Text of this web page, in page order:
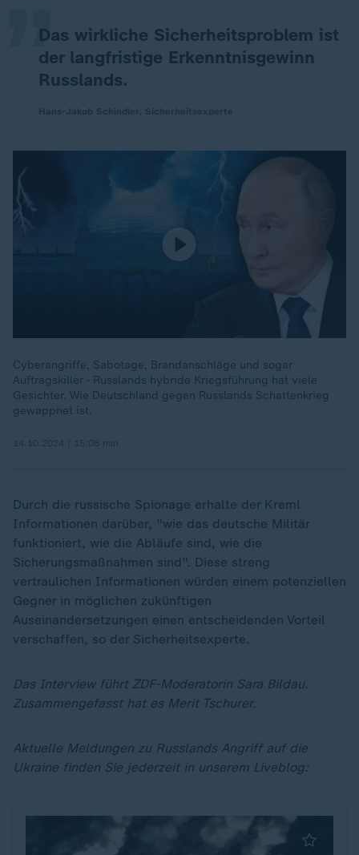
Das wirkliche Sicherheitsproblem ist
der langfristige Erkenntnisgewinn
Russlands.
Cyberangriffe, Sabotage, Brandanschläge und sogar
Auftragskiller - Russlands hybride Kriegsführung hat viele
Gesichter. Wie Deutschland gegen Russlands Schattenkrieg
gewappnet ist.
Durch die russische Spionage erhalte der Kreml
Informationen darüber, "wie das deutsche Militär
funktioniert, wie die Abläufe sind, wie die
Sicherungsmaßnahmen sind". Diese streng
vertraulichen Informationen würden einem potenziellen
Gegner in möglichen zukünftigen
Auseinandersetzungen einen entscheidenden Vorteil
verschaffen, so der Sicherheitsexperte.
Das Interview führt ZDF-Moderatorin Sara Bildau.
Zusammengefasst hat es Merit Tschurer.
Aktuelle Meldungen zu Russlands Angriff auf die
Ukraine finden Sie jederzeit in unserem Liveblog: